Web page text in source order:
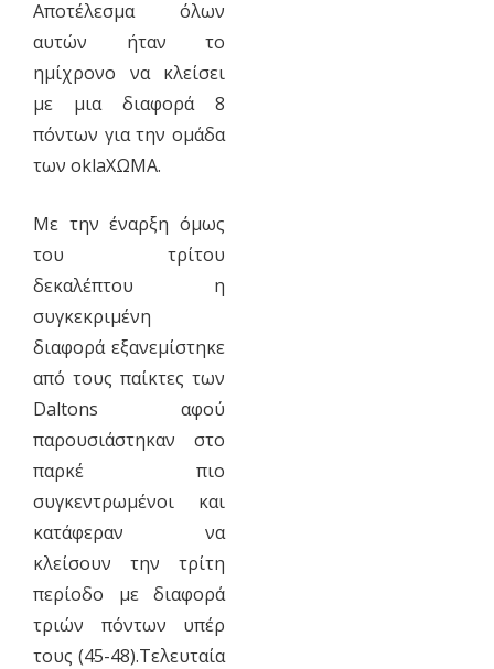
Αποτέλεσμα όλων
αυτών ήταν το
ημίχρονο να κλείσει
με μια διαφορά 8
πόντων για την ομάδα
των oklaΧΩΜΑ.
Με την έναρξη όμως
του τρίτου
δεκαλέπτου η
συγκεκριμένη
διαφορά εξανεμίστηκε
από τους παίκτες των
Daltons αφού
παρουσιάστηκαν στο
παρκέ πιο
συγκεντρωμένοι και
κατάφεραν να
κλείσουν την τρίτη
περίοδο με διαφορά
τριών πόντων υπέρ
τους (45-48).Τελευταία